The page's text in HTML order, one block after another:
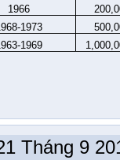
1966
1973
1969
Tháng 9